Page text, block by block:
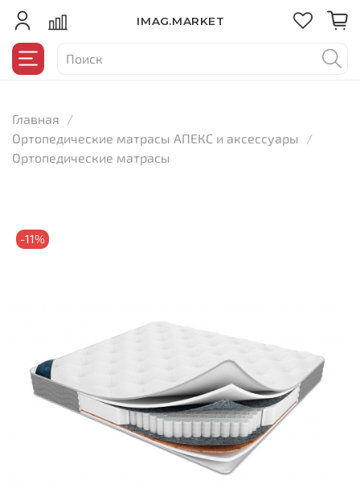
IMAG.MARKET
Главная
Ортопедические матрасы АПЕКС и аксессуары
Ортопедические матрасы
-11%